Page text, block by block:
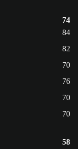
74
84
82
70
76
70
70
58